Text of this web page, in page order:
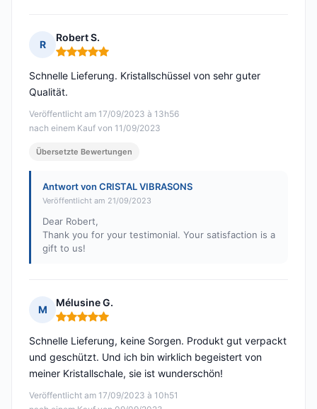
R
Robert S.
Hinweis: 5 von 5
Veröffentlicht am 17/09/2023 à 13h56
nach einem Kauf von 11/09/2023
Schnelle Lieferung. Kristallschüssel von sehr guter
Qualität.
Übersetzte Bewertungen
Antwort von CRISTAL VIBRASONS
Veröffentlicht am 21/09/2023
Dear Robert,
Thank you for your testimonial. Your satisfaction is a
gift to us!
M
Mélusine G.
Hinweis: 5 von 5
Veröffentlicht am 17/09/2023 à 10h51
Schnelle Lieferung, keine Sorgen. Produkt gut verpackt
und geschützt. Und ich bin wirklich begeistert von
meiner Kristallschale, sie ist wunderschön!